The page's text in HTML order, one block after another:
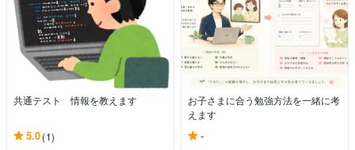
共通テスト 情報を教えます
5.0(1)
お子さまに合う勉強方法を一緒に考
えます
-